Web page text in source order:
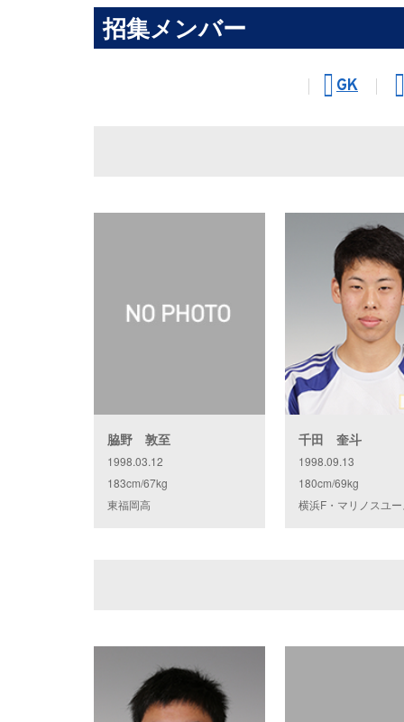
招集メンバー
GK
脇野 敦至
1998.03.12
183cm/67kg
東福岡高
千田 奎斗
1998.09.13
180cm/69kg
横浜F・マリノスユ